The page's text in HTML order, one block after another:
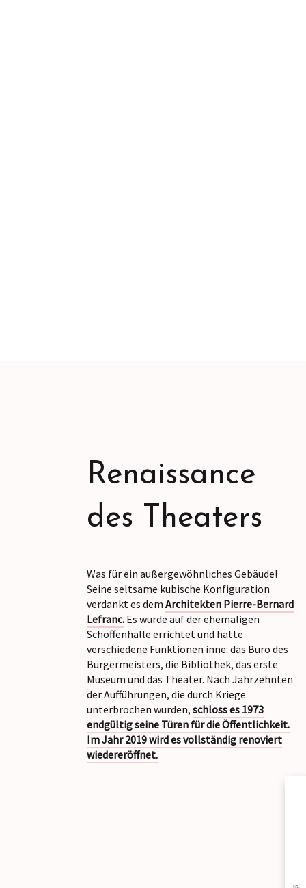
Renaissance
des Theaters
Was für ein außergewöhnliches Gebäude!
Seine seltsame kubische Konfiguration
verdankt es dem Architekten Pierre-Bernard
Lefranc. Es wurde auf der ehemaligen
Schöffenhalle errichtet und hatte
verschiedene Funktionen inne: das Büro des
Bürgermeisters, die Bibliothek, das erste
Museum und das Theater. Nach Jahrzehnten
der Aufführungen, die durch Kriege
unterbrochen wurden, schloss es 1973
endgültig seine Türen für die Öffentlichkeit.
Im Jahr 2019 wird es vollständig renoviert
wiedereröffnet.